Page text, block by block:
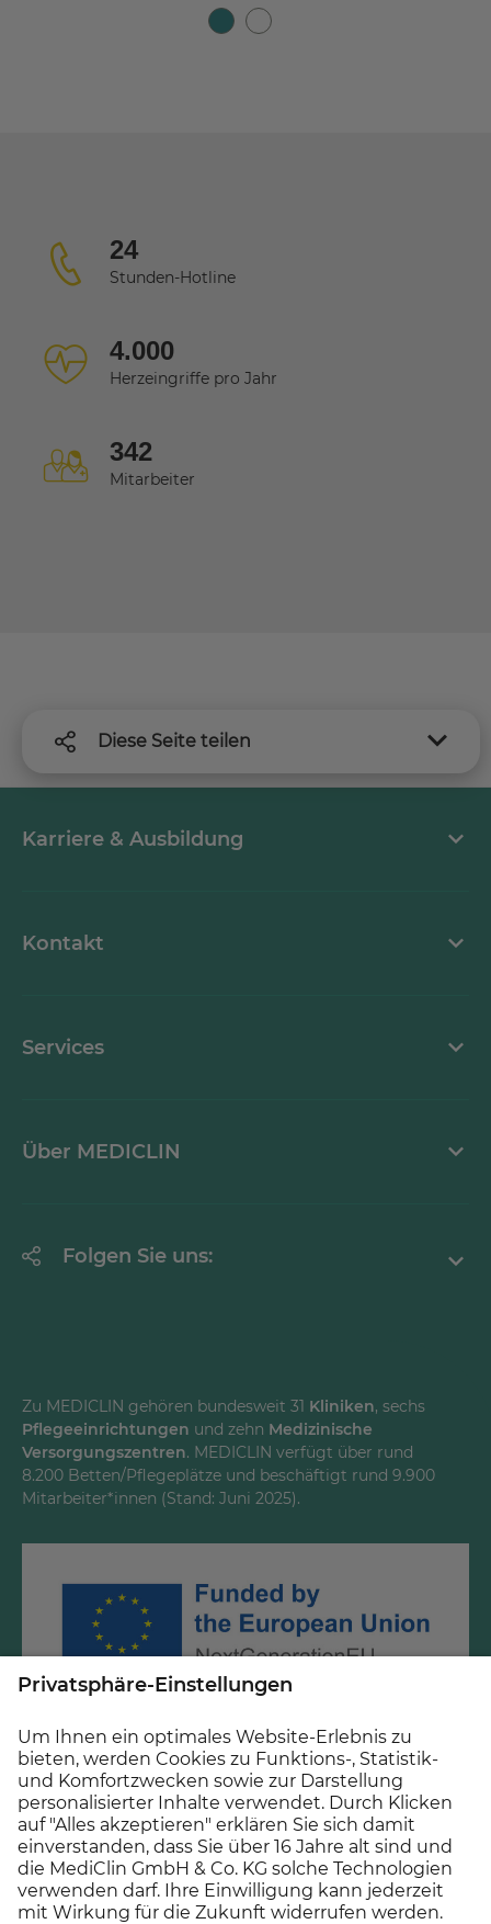
Stunden-Hotline
24
Herzeingriffe pro Jahr
4.000
Mitarbeiter
342
Diese Seite teilen
Karriere & Ausbildung
Kontakt
Services
Über MEDICLIN
Folgen Sie uns:
Youtube
LinkedInd
Zu MEDICLIN gehören bundesweit 31 Kliniken, sechs
Pflegeeinrichtungen und zehn Medizinische
Versorgungszentren. MEDICLIN verfügt über rund
8.200 Betten/Pflegeplätze und beschäftigt rund 9.900
Mitarbeiter*innen (Stand: Juni 2025).
beim Bundesamt für Soziale Sicherung und des Landes
Baden-Württemberg.